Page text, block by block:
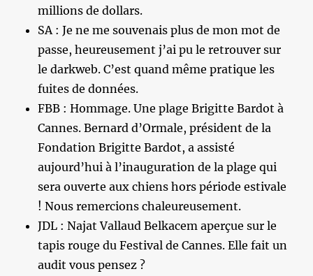
millions de dollars.
SA : Je ne me souvenais plus de mon mot de
passe, heureusement j’ai pu le retrouver sur
le darkweb. C’est quand même pratique les
fuites de données.
FBB : Hommage. Une plage Brigitte Bardot à
Cannes. Bernard d’Ormale, président de la
Fondation Brigitte Bardot, a assisté
aujourd’hui à l’inauguration de la plage qui
sera ouverte aux chiens hors période estivale
! Nous remercions chaleureusement.
JDL : Najat Vallaud Belkacem aperçue sur le
tapis rouge du Festival de Cannes. Elle fait un
audit vous pensez ?